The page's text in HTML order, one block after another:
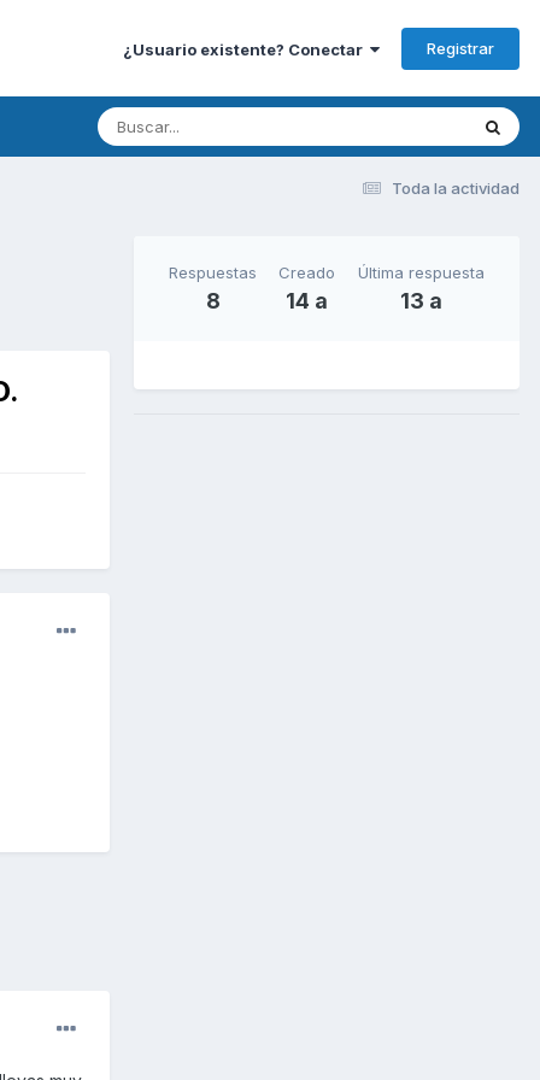
¿Usuario existente? Conectar Registrar
Toda la actividad
Respuestas
8
Creado
14 a
Última respuesta
13 a